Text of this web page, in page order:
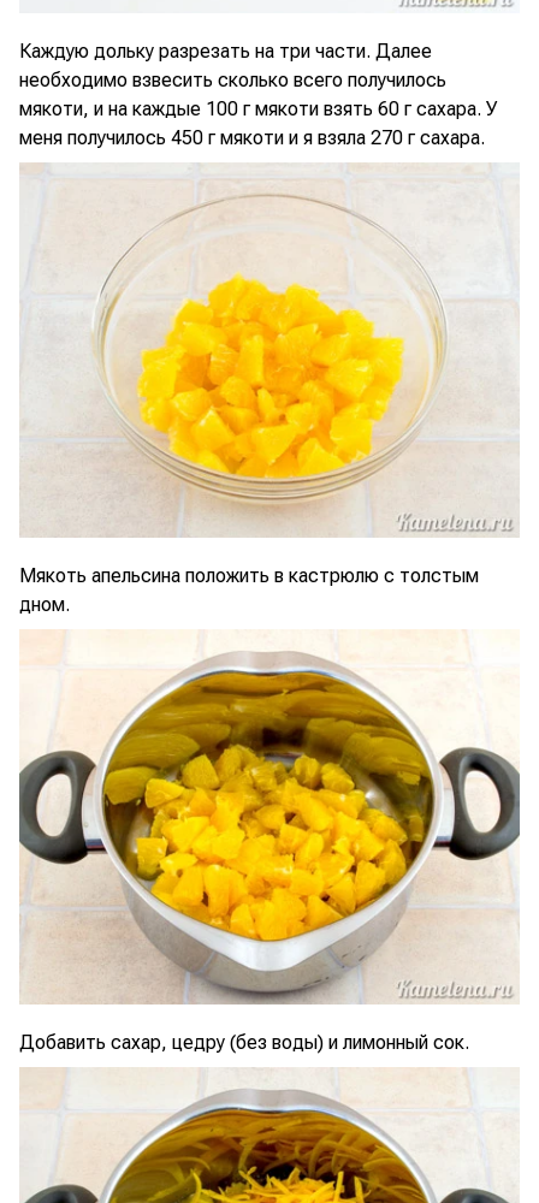
Каждую дольку разрезать на три части. Далее
необходимо взвесить сколько всего получилось
мякоти, и на каждые 100 г мякоти взять 60 г сахара. У
меня получилось 450 г мякоти и я взяла 270 г сахара.
Мякоть апельсина положить в кастрюлю с толстым
дном.
Добавить сахар, цедру (без воды) и лимонный сок.